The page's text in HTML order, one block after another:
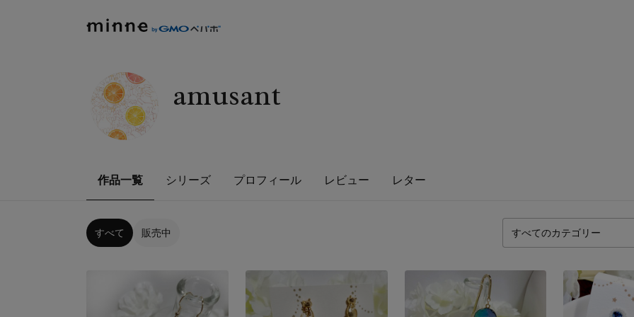
amusant
作品一覧 シリーズ プロフィール レビュー レター
すべて 販売中